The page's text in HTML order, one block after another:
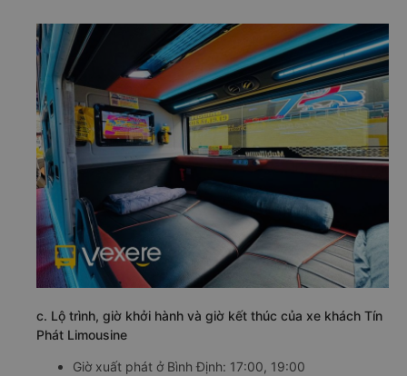
c. Lộ trình, giờ khởi hành và giờ kết thúc của xe khách Tín
Phát Limousine
Giờ xuất phát ở Bình Định: 17:00, 19:00